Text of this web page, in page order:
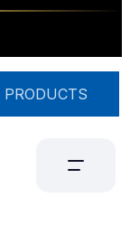
PRODUCTS